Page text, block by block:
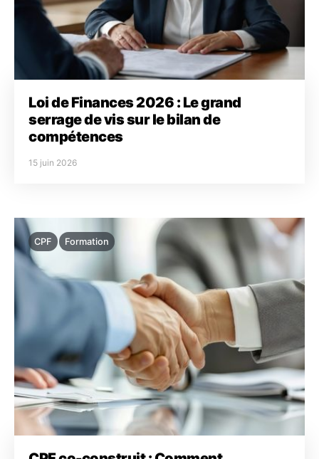
Loi de Finances 2026 : Le grand
serrage de vis sur le bilan de
compétences
15 juin 2026
CPF Formation